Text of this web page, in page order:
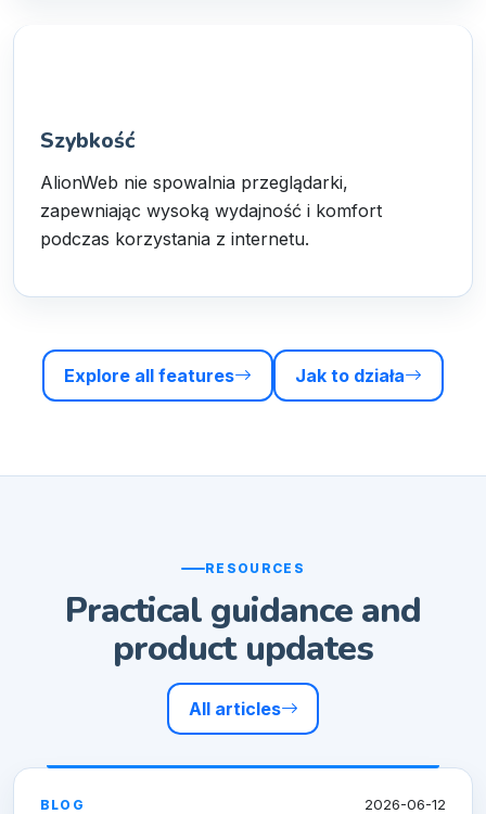
Szybkość
AlionWeb nie spowalnia przeglądarki,
zapewniając wysoką wydajność i komfort
podczas korzystania z internetu.
Explore all features Jak to działa
RESOURCES
Practical guidance and
product updates
All articles
BLOG 2026-06-12